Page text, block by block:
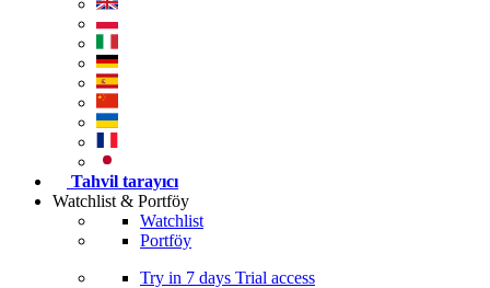
Tahvil tarayıcı
Watchlist & Portföy
Watchlist
Portföy
Try in 7 days Trial access